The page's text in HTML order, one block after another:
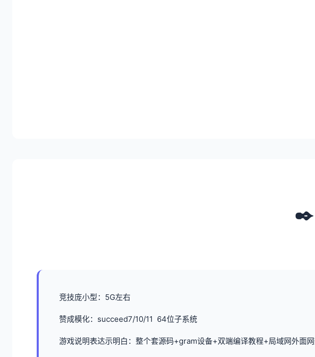
✒️
竞技庞小型：5G左右
赞成模化：succeed7/10/11 64位子系统
游戏说明表达示明白：整个套源码+gram设备+双端编译教程+局域网外面